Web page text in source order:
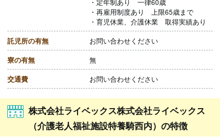
・定年制あり 一律60歳
・再雇用制度あり 上限65歳まで
・育児休業、介護休業 取得実績あり
託児所の有無 お問い合わせください
寮の有無 無
交通費 お問い合わせください
株式会社ライベックス株式会社ライベックス
（介護老人福祉施設特養騎西内）の特徴